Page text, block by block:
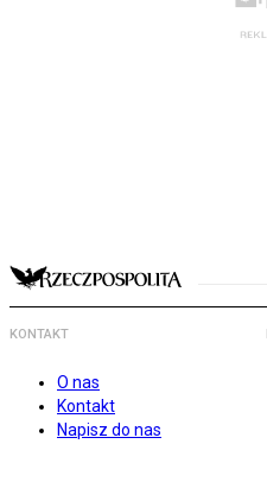
KONTAKT
O nas
Kontakt
Napisz do nas